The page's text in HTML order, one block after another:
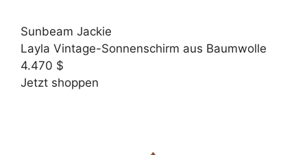
Sunbeam Jackie
Layla Vintage-Sonnenschirm aus Baumwolle
4.470 $
Jetzt shoppen